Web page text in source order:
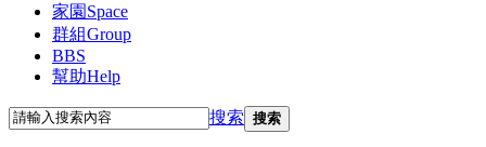
家園 Space
群組Group
BBS
幫助Help
搜索 搜索